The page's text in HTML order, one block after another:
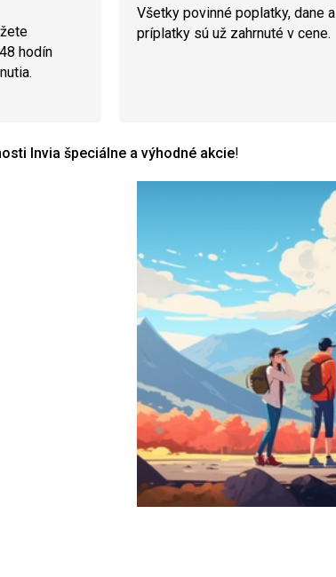
hodín
Všetky povinné poplatky, dane a
príplatky sú už zahrnuté v cene.
Invia špeciálne a výhodné akcie!